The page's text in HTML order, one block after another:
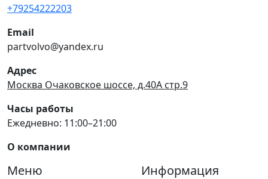
+79254222203
Email
partvolvo@yandex.ru
Адрес
Москва Очаковское шоссе, д.40А стр.9
Часы работы
Ежедневно: 11:00–21:00
О компании
Меню Информация